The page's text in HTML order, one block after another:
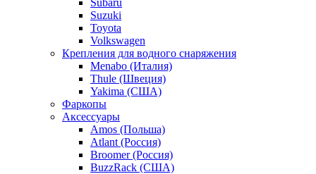
Subaru
Suzuki
Toyota
Volkswagen
Крепления для водного снаряжения
Menabo (Италия)
Thule (Швеция)
Yakima (США)
Фаркопы
Аксессуары
Amos (Польша)
Atlant (Россия)
Broomer (Россия)
BuzzRack (США)